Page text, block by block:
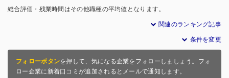
総合評価・残業時間はその他職種の平均値となります。
関連のランキング記事
条件を変更
フォローボタンを押して、気になる企業をフォローしましょう。フォ
ロー企業に新着口コミが追加されるとメールで通知します。